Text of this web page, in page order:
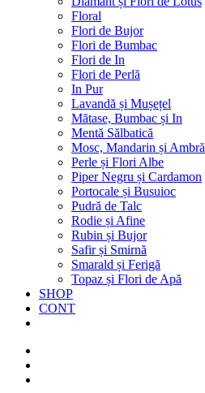
Floral
Flori de Bujor
Flori de Bumbac
Flori de In
Flori de Perlă
In Pur
Lavandă și Mușețel
Mătase, Bumbac și In
Mentă Sălbatică
Mosc, Mandarin și Ambră
Perle și Flori Albe
Piper Negru și Cardamon
Portocale și Busuioc
Pudră de Talc
Rodie și Afine
Rubin și Bujor
Safir și Smirnă
Smarald și Ferigă
Topaz și Flori de Apă
SHOP
CONT